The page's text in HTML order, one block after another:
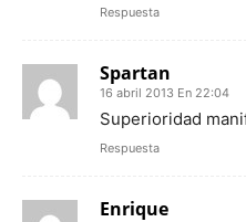
Respuesta
Spartan
16 abril 2013 En 22:04
Superioridad
Respuesta
Enrique